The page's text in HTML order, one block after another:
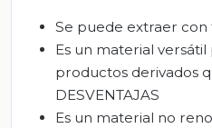
Se puede extraer con
Es un material
productos derivados
DESVENTAJAS
Es un material no